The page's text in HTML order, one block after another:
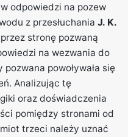
odpowiedzi na pozew
z przesłuchania J. K.
stronę pozwaną
na wezwania do
powoływała się
Analizując tę
oraz doświadczenia
pomiędzy stronami od
trzeci należy uznać